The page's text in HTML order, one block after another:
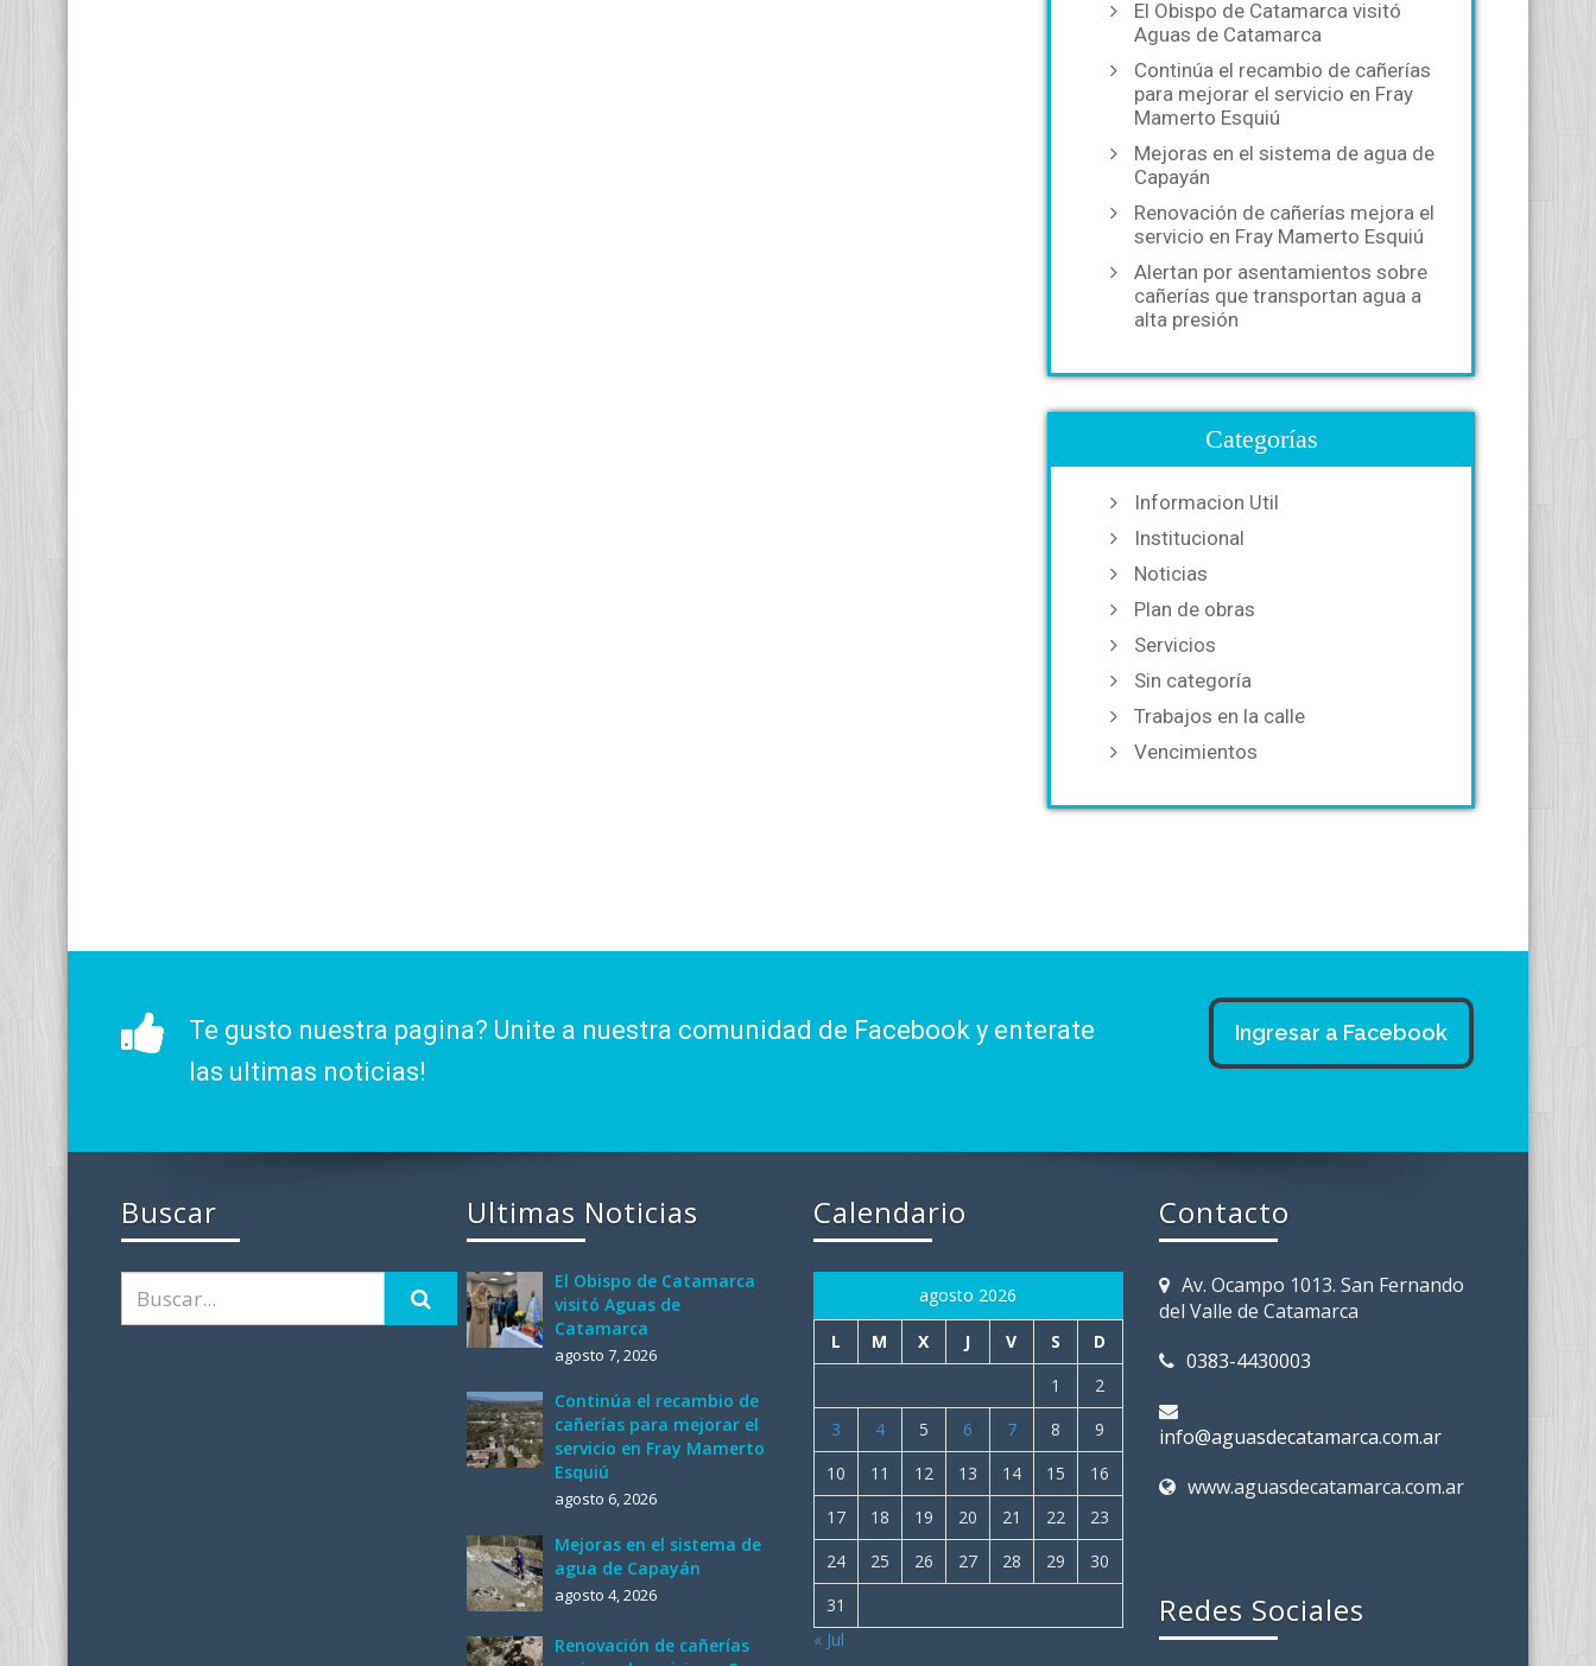
El Obispo de Catamarca visitó
Aguas de Catamarca
Continúa el recambio de cañerías
para mejorar el servicio en Fray
Mamerto Esquiú
Mejoras en el sistema de agua de
Capayán
Renovación de cañerías mejora el
servicio en Fray Mamerto Esquiú
Alertan por asentamientos sobre
cañerías que transportan agua a
alta presión
Categorías
Informacion Util
Institucional
Noticias
Plan de obras
Servicios
Sin categoría
Trabajos en la calle
Vencimientos
Te gusto nuestra pagina? Unite a nuestra comunidad de Facebook y enterate
las ultimas noticias!
Ingresar a Facebook
Buscar Ultimas Noticias
El Obispo de Catamarca
visitó Aguas de
Catamarca
agosto 7, 2026
Continúa el recambio de
cañerías para mejorar el
servicio en Fray Mamerto
Esquiú
agosto 6, 2026
Mejoras en el sistema de
agua de Capayán
agosto 4, 2026
Renovación de cañerías
Calendario
agosto 2026
L M X J V S
D
1
2
3
4 5 6 7 8
9
10
11 12 13 14 15
16
17
18 19 20 21 22
23
24
25 26 27 28 29
30
31
« Jul
Contacto
Av. Ocampo 1013. San Fernando
del Valle de Catamarca
0383-4430003
info@aguasdecatamarca.com.ar
www.aguasdecatamarca.com.ar
Redes Sociales